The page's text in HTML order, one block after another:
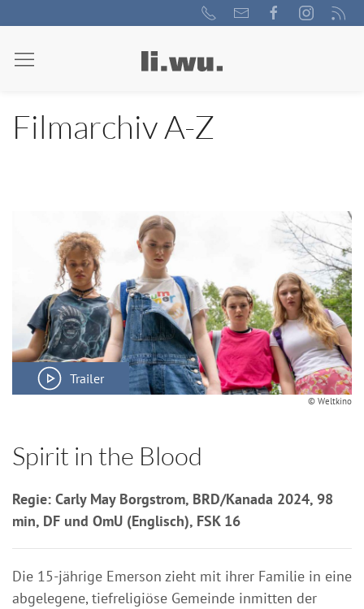
Filmarchiv A-Z
Trailer
© Weltkino
Spirit in the Blood
Regie: Carly May Borgstrom, BRD/Kanada 2024, 98
min, DF und OmU (Englisch), FSK 16
Die 15-jährige Emerson zieht mit ihrer Familie in eine
abgelegene, tiefreligiöse Gemeinde inmitten der